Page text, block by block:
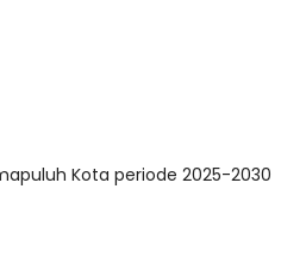
Kota periode 2025-2030